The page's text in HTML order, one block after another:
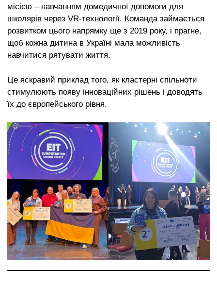
місією – навчанням домедичної допомоги для
школярів через VR-технології. Команда займається
розвитком цього напрямку ще з 2019 року, і прагне,
щоб кожна дитина в Україні мала можливість
навчитися рятувати життя.
Це яскравий приклад того, як кластерні спільноти
стимулюють появу інноваційних рішень і доводять
їх до європейського рівня.